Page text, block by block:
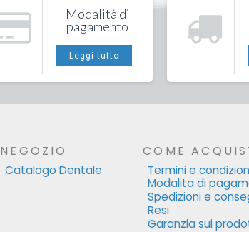
Modalità di
pagamento
Leggi tutto
NEGOZIO
Catalogo Dentale
COME
Termini e
Modalita di
Spedizioni e
Resi
Garanzia sui